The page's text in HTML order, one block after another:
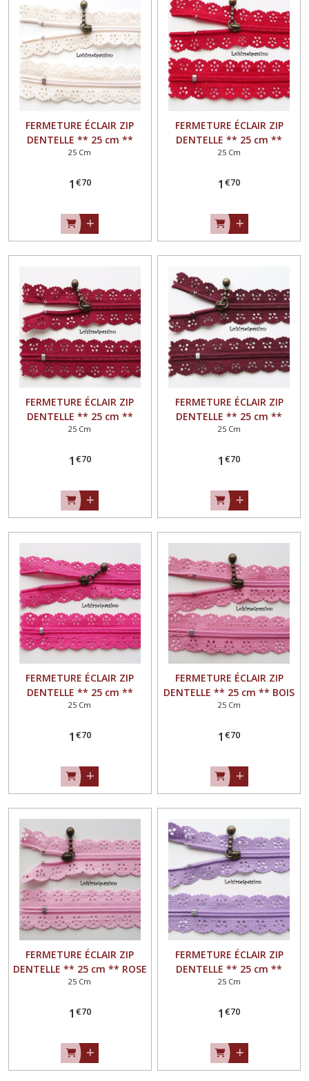
FERMETURE ÉCLAIR ZIP
DENTELLE ** 25 cm **
BLANC CRÈME - Non
25 Cm
1 €70
FERMETURE ÉCLAIR ZIP
DENTELLE ** 25 cm **
ROUGE - Non séparable
25 Cm
1 €70
FERMETURE ÉCLAIR ZIP
DENTELLE ** 25 cm **
ROUGE CARMIN - Non
25 Cm
1 €70
FERMETURE ÉCLAIR ZIP
DENTELLE ** 25 cm **
BORDEAUX - Non séparable
25 Cm
1 €70
FERMETURE ÉCLAIR ZIP
DENTELLE ** 25 cm **
FRAISE - Non séparable
25 Cm
1 €70
FERMETURE ÉCLAIR ZIP
DENTELLE ** 25 cm ** BOIS
de ROSE - Non séparable
25 Cm
1 €70
FERMETURE ÉCLAIR ZIP
DENTELLE ** 25 cm ** ROSE
- Non séparable
25 Cm
1 €70
FERMETURE ÉCLAIR ZIP
DENTELLE ** 25 cm **
PARME - Non séparable
25 Cm
1 €70
30
cm
(32)
35
cm
(25)
50